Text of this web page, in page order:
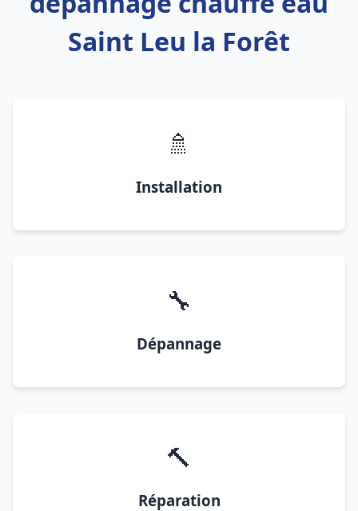
Saint Leu la Forêt
🚿
Installation
🔧
Dépannage
🔨
Réparation